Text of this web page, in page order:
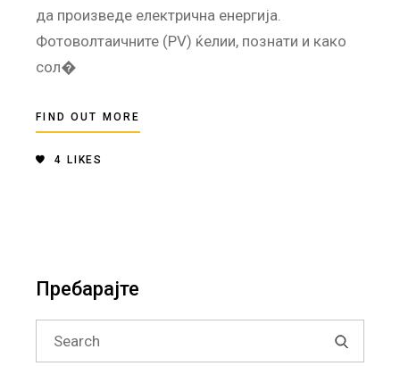
да произведе електрична енергија.
Фотоволтаичните (PV) ќелии, познати и како
сол�
FIND OUT MORE
4 LIKES
Пребарајте
Search
for: